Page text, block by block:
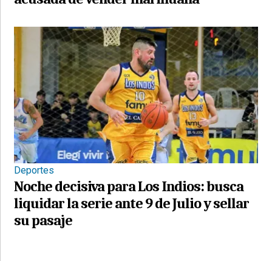
Deportes
Noche decisiva para Los Indios: busca
liquidar la serie ante 9 de Julio y sellar
su pasaje